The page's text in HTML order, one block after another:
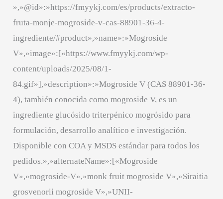
»,»@id»:»https://fmyykj.com/es/products/extracto-
fruta-monje-mogroside-v-cas-88901-36-4-
ingrediente/#product»,»name»:»Mogroside
V»,»image»:[«https://www.fmyykj.com/wp-
content/uploads/2025/08/1-
84.gif»],»description»:»Mogroside V (CAS 88901-36-
4), también conocida como mogroside V, es un
ingrediente glucósido triterpénico mogrósido para
formulación, desarrollo analítico e investigación.
Disponible con COA y MSDS estándar para todos los
pedidos.»,»alternateName»:[«Mogroside
V»,»mogroside-V»,»monk fruit mogroside V»,»Siraitia
grosvenorii mogroside V»,»UNII-